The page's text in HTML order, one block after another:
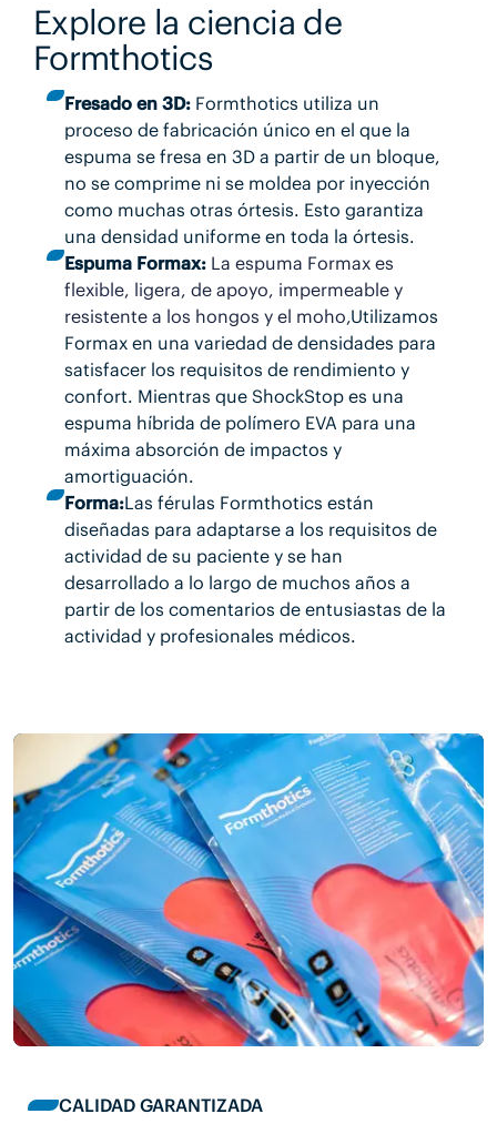
Explore la ciencia de
Formthotics
Fresado en 3D: Formthotics utiliza un
proceso de fabricación único en el que la
espuma se fresa en 3D a partir de un bloque,
no se comprime ni se moldea por inyección
como muchas otras órtesis. Esto garantiza
una densidad uniforme en toda la órtesis.
Espuma Formax: La espuma Formax es
flexible, ligera, de apoyo, impermeable y
resistente a los hongos y el moho,Utilizamos
Formax en una variedad de densidades para
satisfacer los requisitos de rendimiento y
confort. Mientras que ShockStop es una
espuma híbrida de polímero EVA para una
máxima absorción de impactos y
amortiguación.
Forma:Las férulas Formthotics están
diseñadas para adaptarse a los requisitos de
actividad de su paciente y se han
desarrollado a lo largo de muchos años a
partir de los comentarios de entusiastas de la
actividad y profesionales médicos.
CALIDAD GARANTIZADA